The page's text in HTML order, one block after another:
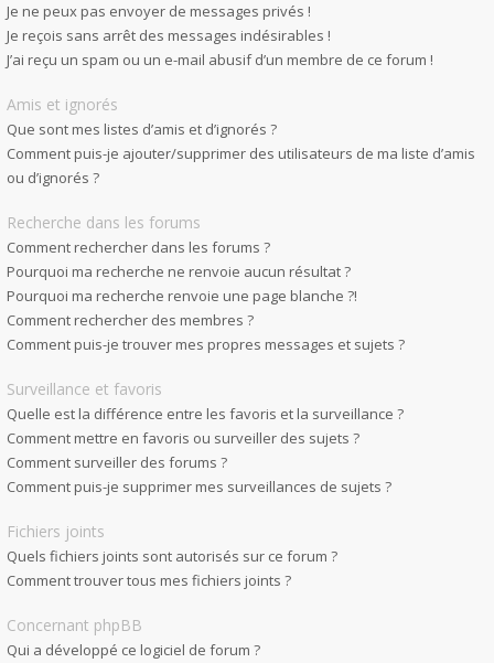
Je ne peux pas envoyer de messages privés !
Je reçois sans arrêt des messages indésirables !
J’ai reçu un spam ou un e-mail abusif d’un membre de ce forum !
Amis et ignorés
Que sont mes listes d’amis et d’ignorés ?
Comment puis-je ajouter/supprimer des utilisateurs de ma liste d’amis
ou d’ignorés ?
Recherche dans les forums
Comment rechercher dans les forums ?
Pourquoi ma recherche ne renvoie aucun résultat ?
Pourquoi ma recherche renvoie une page blanche ?!
Comment rechercher des membres ?
Comment puis-je trouver mes propres messages et sujets ?
Surveillance et favoris
Quelle est la différence entre les favoris et la surveillance ?
Comment mettre en favoris ou surveiller des sujets ?
Comment surveiller des forums ?
Comment puis-je supprimer mes surveillances de sujets ?
Fichiers joints
Quels fichiers joints sont autorisés sur ce forum ?
Comment trouver tous mes fichiers joints ?
Concernant phpBB
Qui a développé ce logiciel de forum ?